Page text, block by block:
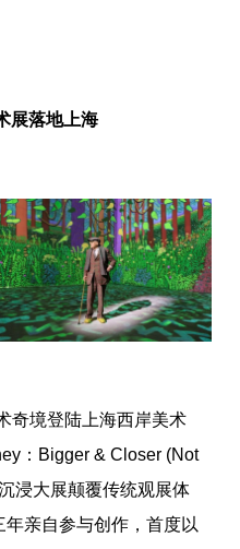
展落地上海
奇境登陆上海西岸美术
：Bigger & Closer (Not
浸大展颠覆传统观展体
亲自参与创作，首度以